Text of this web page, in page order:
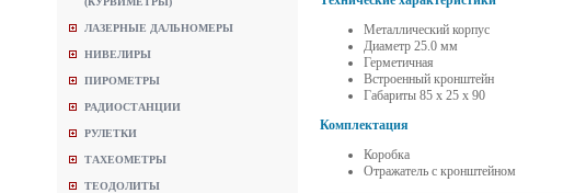
ЛАЗЕРНЫЕ ДАЛЬНОМЕРЫ
НИВЕЛИРЫ
ПИРОМЕТРЫ
РАДИОСТАНЦИИ
РУЛЕТКИ
ТАХЕОМЕТРЫ
ТЕОДОЛИТЫ
Металлический корпус
Диаметр 25.0 мм
Герметичная
Встроенный кронштейн
Габариты 85 х 25 х 90
Комплектация
Коробка
Отражатель с кронштейном